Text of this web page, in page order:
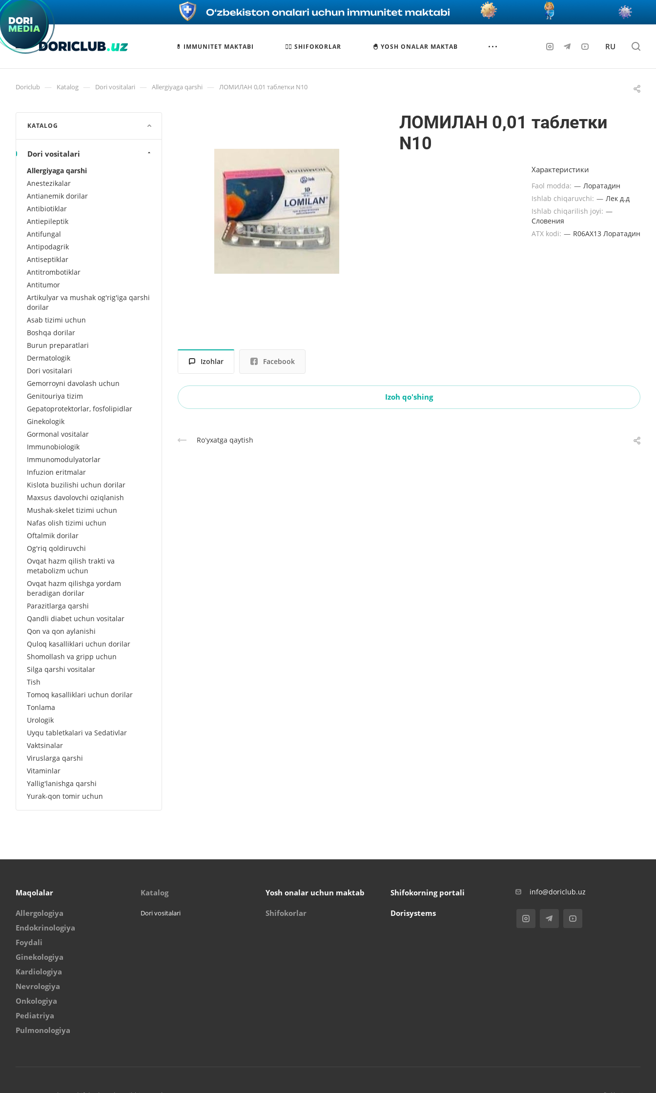
💊 IMMUNITET MAKTABI 🧑‍⚕️ SHIFOKORLAR 🐣 YOSH ONALAR MAKTAB RU
Doriclub — Katalog — Dori vositalari — Allergiyaga qarshi — ЛОМИЛАН 0,01 таблетки N10
ЛОМИЛАН 0,01 таблетки
N10
Характеристики
Faol modda: — Лоратадин
Ishlab chiqaruvchi: — Лек д.д
Ishlab chiqarilish joyi: —
Словения
ATX kodi: — R06AX13 Лоратадин
Izohlar Facebook
Izoh qo'shing
Roʻyxatga qaytish
KATALOG
Dori vositalari
Allergiyaga qarshi
Anestezikalar
Antianemik dorilar
Antibiotiklar
Antiepileptik
Antifungal
Antipodagrik
Antiseptiklar
Antitrombotiklar
Antitumor
Artikulyar va mushak og'rig'iga qarshi
dorilar
Asab tizimi uchun
Boshqa dorilar
Burun preparatlari
Dermatologik
Dori vositalari
Gemorroyni davolash uchun
Genitouriya tizim
Gepatoprotektorlar, fosfolipidlar
Ginekologik
Gormonal vositalar
Immunobiologik
Immunomodulyatorlar
Infuzion eritmalar
Kislota buzilishi uchun dorilar
Maxsus davolovchi oziqlanish
Mushak-skelet tizimi uchun
Nafas olish tizimi uchun
Oftalmik dorilar
Og'riq qoldiruvchi
Ovqat hazm qilish trakti va
metabolizm uchun
Ovqat hazm qilishga yordam
beradigan dorilar
Parazitlarga qarshi
Qandli diabet uchun vositalar
Qon va qon aylanishi
Quloq kasalliklari uchun dorilar
Shomollash va gripp uchun
Silga qarshi vositalar
Tish
Tomoq kasalliklari uchun dorilar
Tonlama
Urologik
Uyqu tabletkalari va Sedativlar
Vaktsinalar
Viruslarga qarshi
Vitaminlar
Yallig'lanishga qarshi
Yurak-qon tomir uchun
Maqolalar
Allergologiya
Endokrinologiya
Foydali
Ginekologiya
Kardiologiya
Nevrologiya
Onkologiya
Pediatriya
Pulmonologiya
Katalog
Dori vositalari
Yosh onalar uchun maktab
Shifokorlar
Shifokorning portali
Dorisystems
info@doriclub.uz